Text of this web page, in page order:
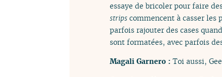
essaye de bricoler pour faire
strips commencent à casser
parfois rajouter des cases
sont formatées, avec parfois
Magali Garnero : Toi aussi,